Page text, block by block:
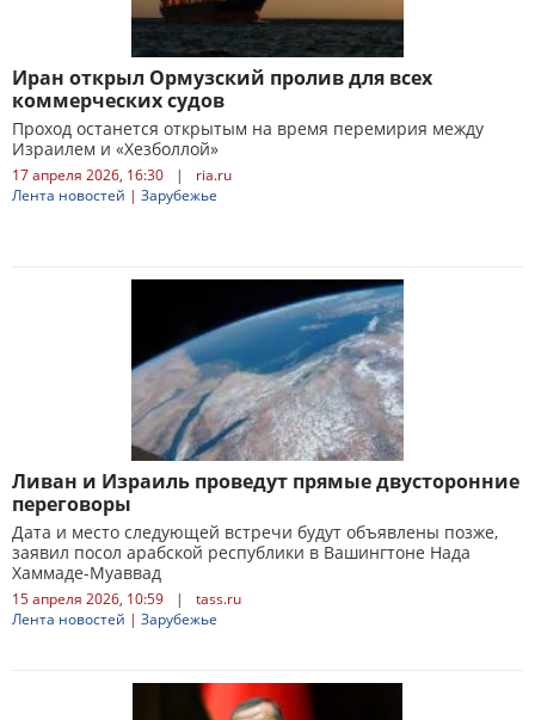
Иран открыл Ормузский пролив для всех
коммерческих судов
Проход останется открытым на время перемирия между
Израилем и «Хезболлой»
17 апреля 2026, 16:30 |
ria.ru
Лента новостей | Зарубежье
Ливан и Израиль проведут прямые двусторонние
переговоры
Дата и место следующей встречи будут объявлены позже,
заявил посол арабской республики в Вашингтоне Нада
Хаммаде-Муаввад
15 апреля 2026, 10:59 |
tass.ru
Лента новостей | Зарубежье